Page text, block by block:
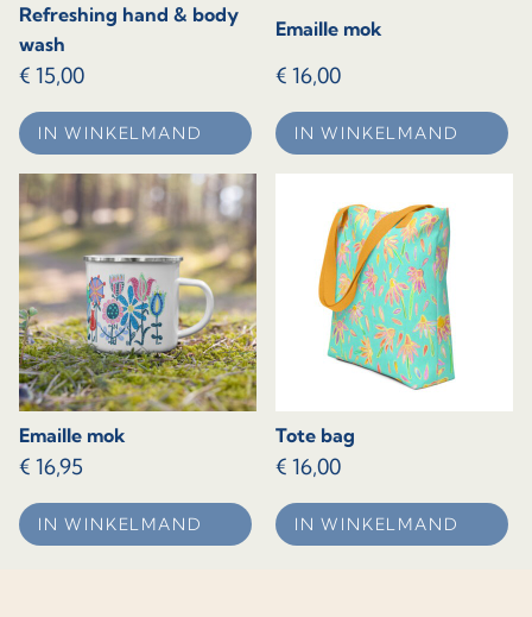
Refreshing hand & body
wash
€ 15,00
IN WINKELMAND
Emaille mok
€ 16,00
IN WINKELMAND
Emaille mok
€ 16,95
IN WINKELMAND
Tote bag
€ 16,00
IN WINKELMAND